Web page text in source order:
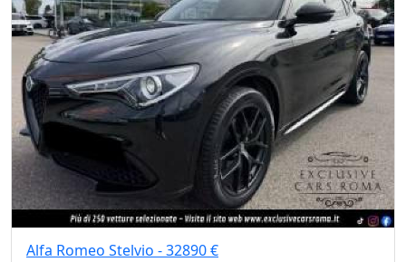
Alfa Romeo Stelvio - 32890 €